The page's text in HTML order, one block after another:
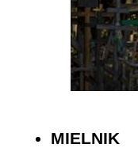
MIELNIK